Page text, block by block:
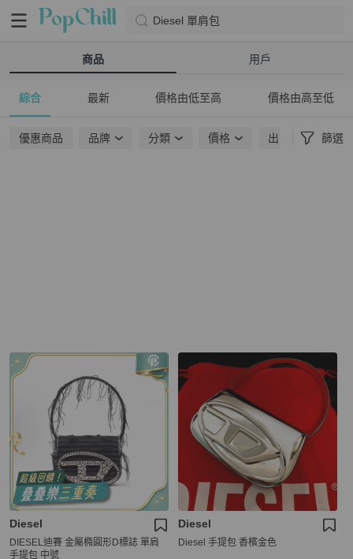
Diesel 單肩包
商品 用戶
綜合 最新 價格由低至高 價格由高至低
優惠商品 品牌 分類 價格 出貨地點 篩選
Diesel
DIESEL迪賽 金屬橢圓形D標誌 單肩
手提包 中號
Diesel
Diesel 手提包 香檳金色